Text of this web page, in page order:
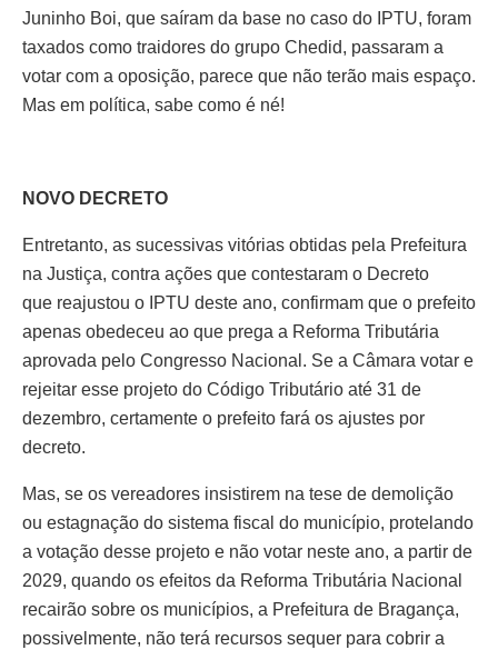
Juninho Boi, que saíram da base no caso do IPTU, foram
taxados como traidores do grupo Chedid, passaram a
votar com a oposição, parece que não terão mais espaço.
Mas em política, sabe como é né!
NOVO DECRETO
Entretanto, as sucessivas vitórias obtidas pela Prefeitura
na Justiça, contra ações que contestaram o Decreto
que reajustou o IPTU deste ano, confirmam que o prefeito
apenas obedeceu ao que prega a Reforma Tributária
aprovada pelo Congresso Nacional. Se a Câmara votar e
rejeitar esse projeto do Código Tributário até 31 de
dezembro, certamente o prefeito fará os ajustes por
decreto.
Mas, se os vereadores insistirem na tese de demolição
ou estagnação do sistema fiscal do município, protelando
a votação desse projeto e não votar neste ano, a partir de
2029, quando os efeitos da Reforma Tributária Nacional
recairão sobre os municípios, a Prefeitura de Bragança,
possivelmente, não terá recursos sequer para cobrir a